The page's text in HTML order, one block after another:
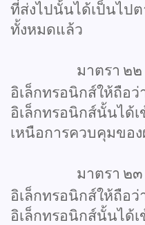
ที่ส่งไปนั้นได้เป็นไป
ทั้งหมดแล้ว
มาตรา ๒๒
อิเล็กทรอนิกส์ให้ถือ
อิเล็กทรอนิกส์นั้นได้
เหนือการควบคุมขอ
มาตรา ๒๓
อิเล็กทรอนิกส์ให้ถือ
อิเล็กทรอนิกส์นั้นได้